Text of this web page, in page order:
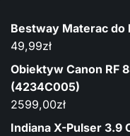
Bestway Materac do
49,99zł
Obiektyw Canon RF
(4234C005)
2599,00zł
Indiana X-Pulser 3.9